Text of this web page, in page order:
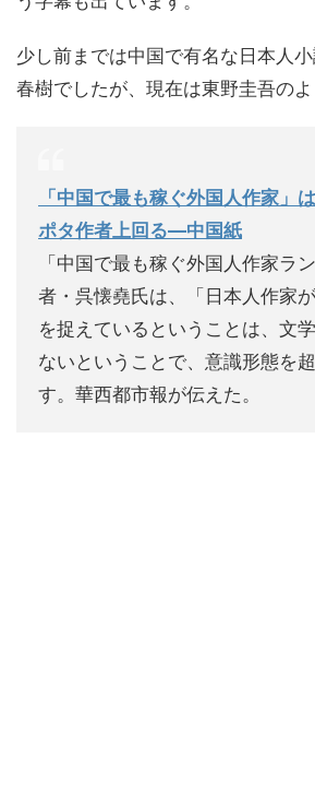
少し前までは中国で有名な日本人
春樹でしたが、現在は東野圭吾のよ
「中国で最も稼ぐ外国人作家」
ポタ作者上回る―中国紙
「中国で最も稼ぐ外国人作家ラ
者・呉懐堯氏は、「日本人作家
を捉えているということは、文
ないということで、意識形態を
す。華西都市報が伝えた。